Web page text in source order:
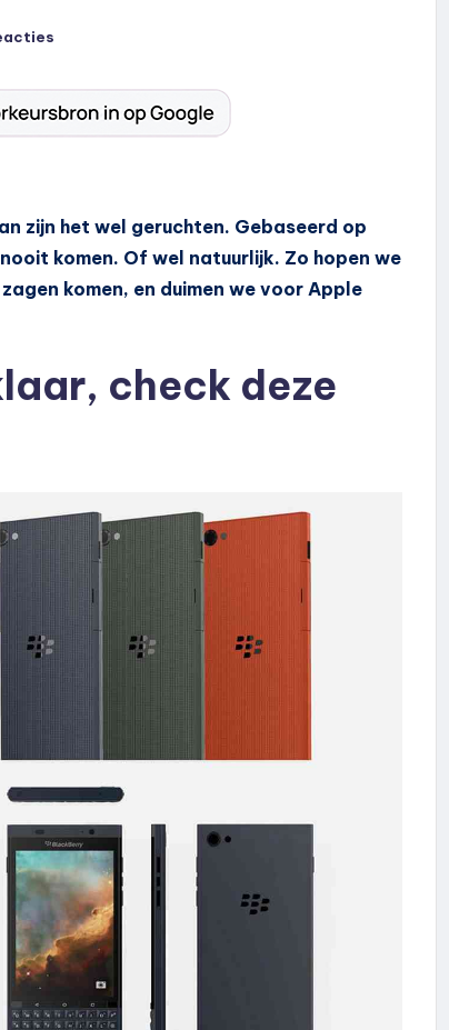
zijn het wel geruchten. Gebaseerd op
komen. Of wel natuurlijk. Zo hopen we
komen, en duimen we voor Apple
check deze